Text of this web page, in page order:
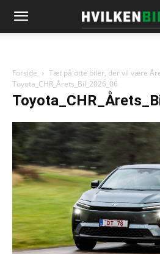
Forside
Tæt på otte biler, der vil være
Toyota_CHR_Årets_Bil_2026_06